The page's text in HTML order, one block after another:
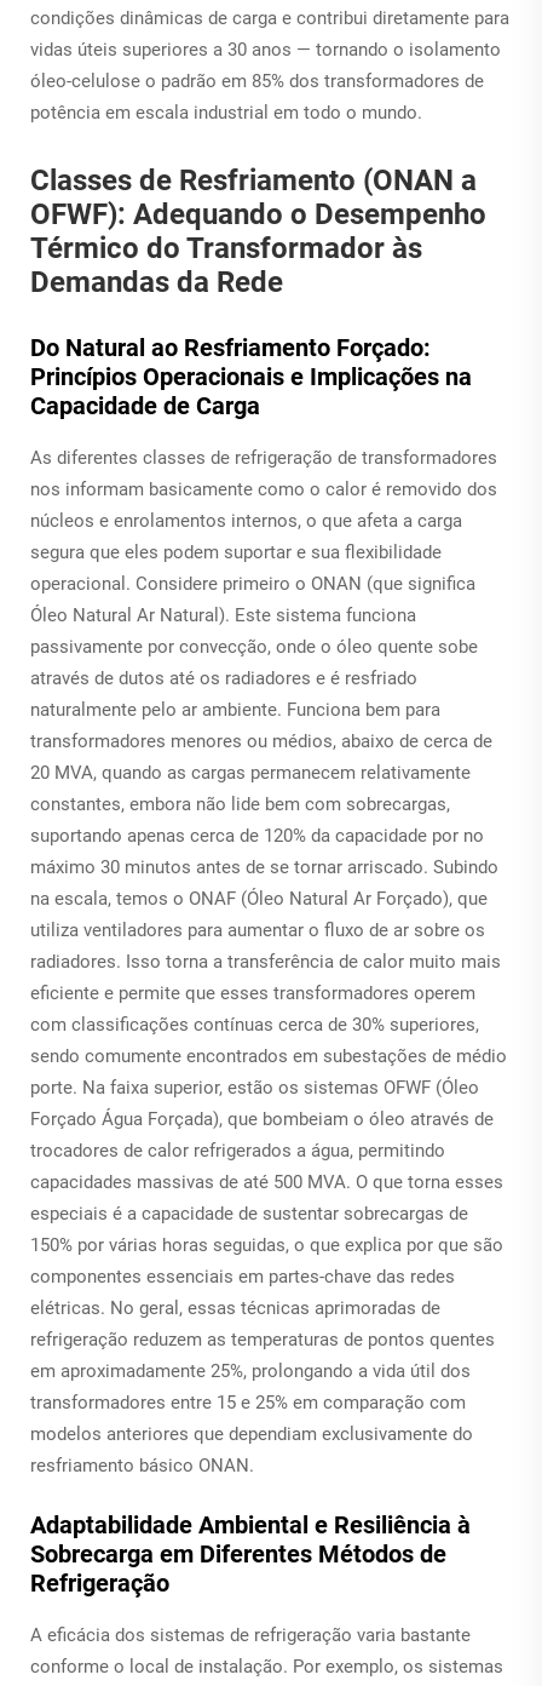
condições dinâmicas de carga e contribui diretamente para
vidas úteis superiores a 30 anos — tornando o isolamento
óleo-celulose o padrão em 85% dos transformadores de
potência em escala industrial em todo o mundo.
Classes de Resfriamento (ONAN a
OFWF): Adequando o Desempenho
Térmico do Transformador às
Demandas da Rede
Do Natural ao Resfriamento Forçado:
Princípios Operacionais e Implicações na
Capacidade de Carga
As diferentes classes de refrigeração de transformadores
nos informam basicamente como o calor é removido dos
núcleos e enrolamentos internos, o que afeta a carga
segura que eles podem suportar e sua flexibilidade
operacional. Considere primeiro o ONAN (que significa
Óleo Natural Ar Natural). Este sistema funciona
passivamente por convecção, onde o óleo quente sobe
através de dutos até os radiadores e é resfriado
naturalmente pelo ar ambiente. Funciona bem para
transformadores menores ou médios, abaixo de cerca de
20 MVA, quando as cargas permanecem relativamente
constantes, embora não lide bem com sobrecargas,
suportando apenas cerca de 120% da capacidade por no
máximo 30 minutos antes de se tornar arriscado. Subindo
na escala, temos o ONAF (Óleo Natural Ar Forçado), que
utiliza ventiladores para aumentar o fluxo de ar sobre os
radiadores. Isso torna a transferência de calor muito mais
eficiente e permite que esses transformadores operem
com classificações contínuas cerca de 30% superiores,
sendo comumente encontrados em subestações de médio
porte. Na faixa superior, estão os sistemas OFWF (Óleo
Forçado Água Forçada), que bombeiam o óleo através de
trocadores de calor refrigerados a água, permitindo
capacidades massivas de até 500 MVA. O que torna esses
especiais é a capacidade de sustentar sobrecargas de
150% por várias horas seguidas, o que explica por que são
componentes essenciais em partes-chave das redes
elétricas. No geral, essas técnicas aprimoradas de
refrigeração reduzem as temperaturas de pontos quentes
em aproximadamente 25%, prolongando a vida útil dos
transformadores entre 15 e 25% em comparação com
modelos anteriores que dependiam exclusivamente do
resfriamento básico ONAN.
Adaptabilidade Ambiental e Resiliência à
Sobrecarga em Diferentes Métodos de
Refrigeração
A eficácia dos sistemas de refrigeração varia bastante
conforme o local de instalação. Por exemplo, os sistemas